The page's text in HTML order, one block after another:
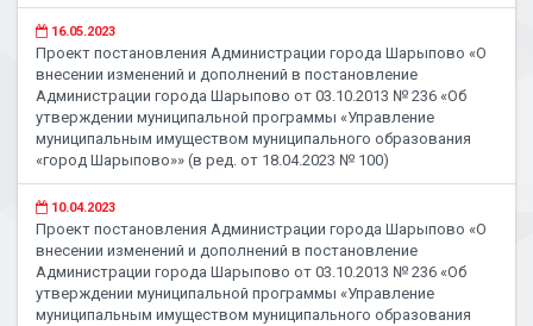
16.05.2023
Проект постановления Администрации города Шарыпово «О
внесении изменений и дополнений в постановление
Администрации города Шарыпово от 03.10.2013 № 236 «Об
утверждении муниципальной программы «Управление
муниципальным имуществом муниципального образования
«город Шарыпово»» (в ред. от 18.04.2023 № 100)
10.04.2023
Проект постановления Администрации города Шарыпово «О
внесении изменений и дополнений в постановление
Администрации города Шарыпово от 03.10.2013 № 236 «Об
утверждении муниципальной программы «Управление
муниципальным имуществом муниципального образования